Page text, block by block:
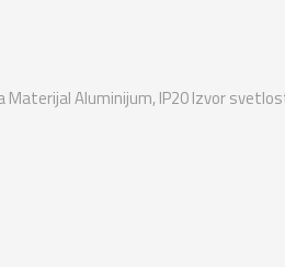
Aluminijum, IP20 Izvor